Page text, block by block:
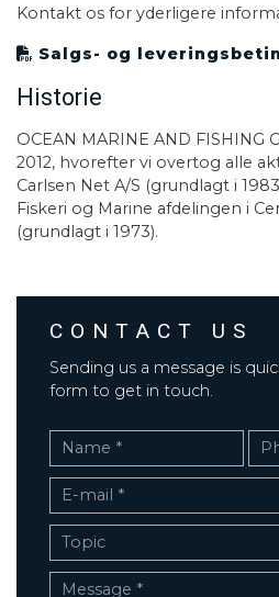
Kontakt os for yderligere
Salgs- og
Historie
OCEAN MARINE AND FISHING
2012, hvorefter vi overtog alle
Carlsen Net A/S (grundlagt i
Fiskeri og Marine afdelingen i
(grundlagt i 1973).
CONTACT US
Sending us a message is
form to get in touch.